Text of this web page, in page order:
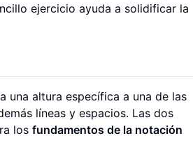
ejercicio ayuda a solidificar la
una altura específica a una de las
líneas y espacios. Las dos
los fundamentos de la notación